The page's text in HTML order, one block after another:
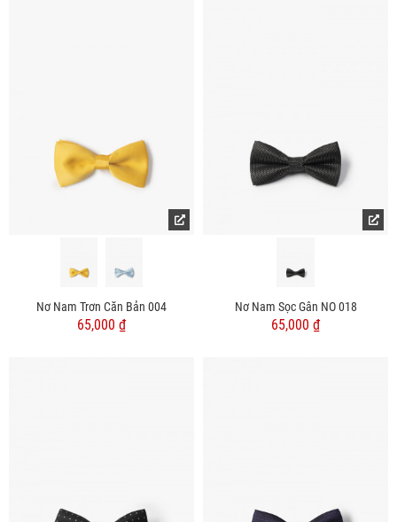
Nơ Nam Trơn Căn Bản 004
65,000 ₫
Nơ Nam Sọc Gân NO 018
65,000 ₫